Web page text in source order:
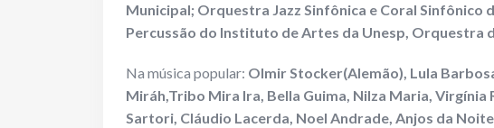
Municipal; Orquestra Jazz Sinfônica e Coral Sinfônico
Percussão do Instituto de Artes da Unesp, Orquestra
Na música popular: Olmir Stocker(Alemão), Lula
Miráh,Tribo Mira Ira, Bella Guima, Nilza Maria, Virgínia
Sartori, Cláudio Lacerda, Noel Andrade, Anjos da